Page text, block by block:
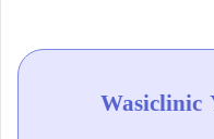
Wasiclinic